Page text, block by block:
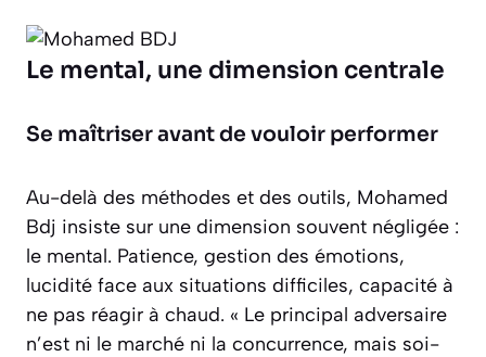
Le mental, une dimension centrale
Se maîtriser avant de vouloir performer
Au-delà des méthodes et des outils, Mohamed
Bdj insiste sur une dimension souvent négligée :
le mental. Patience, gestion des émotions,
lucidité face aux situations difficiles, capacité à
ne pas réagir à chaud. « Le principal adversaire
n’est ni le marché ni la concurrence, mais soi-